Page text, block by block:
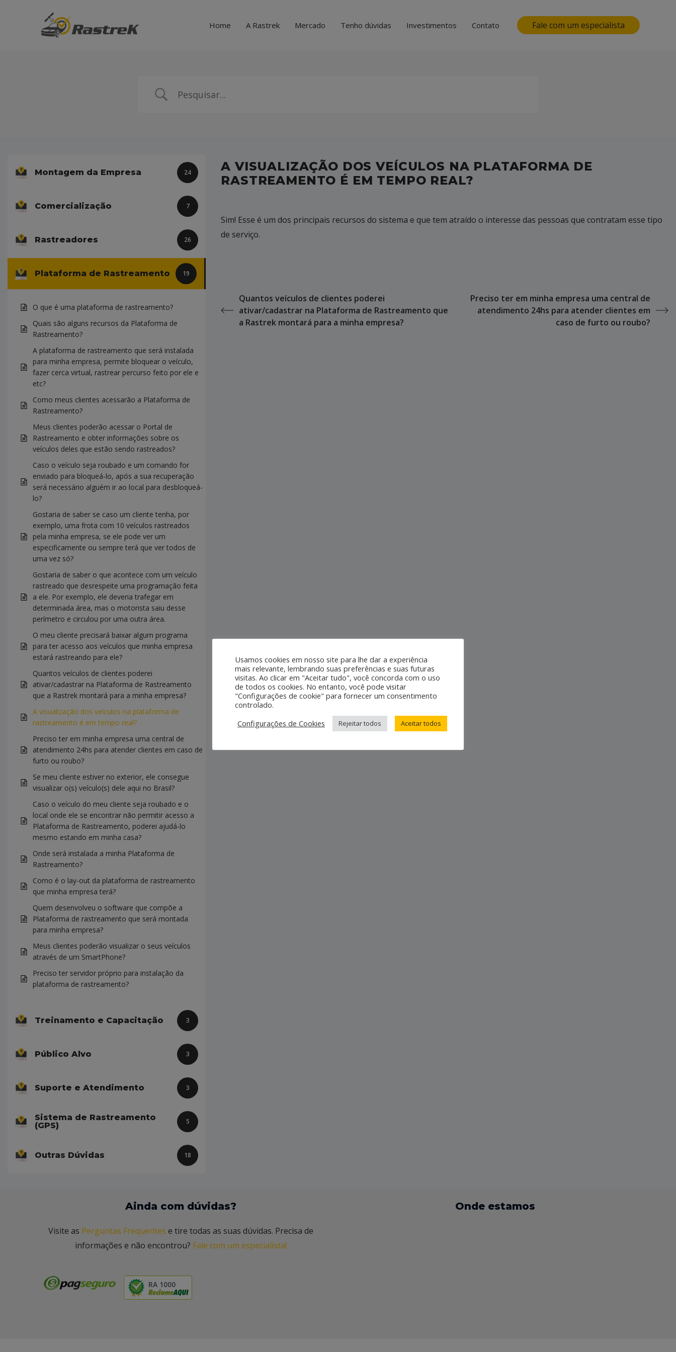
Home A Rastrek Mercado Tenho dúvidas Investimentos Contato Fale com um especialista
Montagem da Empresa 24
Comercialização 7
Rastreadores 26
Plataforma de Rastreamento 19
O que é uma plataforma de rastreamento?
Quais são alguns recursos da Plataforma de
Rastreamento?
A plataforma de rastreamento que será instalada
para minha empresa, permite bloquear o veículo,
fazer cerca virtual, rastrear percurso feito por ele e
etc?
Como meus clientes acessarão a Plataforma de
Rastreamento?
Meus clientes poderão acessar o Portal de
Rastreamento e obter informações sobre os
veículos deles que estão sendo rastreados?
Caso o veículo seja roubado e um comando for
enviado para bloqueá-lo, após a sua recuperação
será necessário alguém ir ao local para desbloqueá-
lo?
Gostaria de saber se caso um cliente tenha, por
exemplo, uma frota com 10 veículos rastreados
pela minha empresa, se ele pode ver um
especificamente ou sempre terá que ver todos de
uma vez só?
Gostaria de saber o que acontece com um veículo
rastreado que desrespeite uma programação feita
a ele. Por exemplo, ele deveria trafegar em
determinada área, mas o motorista saiu desse
perímetro e circulou por uma outra área.
O meu cliente precisará baixar algum programa
para ter acesso aos veículos que minha empresa
estará rastreando para ele?
Quantos veículos de clientes poderei
ativar/cadastrar na Plataforma de Rastreamento
que a Rastrek montará para a minha empresa?
A visualização dos veículos na plataforma de
rastreamento é em tempo real?
Preciso ter em minha empresa uma central de
atendimento 24hs para atender clientes em caso de
furto ou roubo?
Se meu cliente estiver no exterior, ele consegue
visualizar o(s) veículo(s) dele aqui no Brasil?
Caso o veículo do meu cliente seja roubado e o
local onde ele se encontrar não permitir acesso a
Plataforma de Rastreamento, poderei ajudá-lo
mesmo estando em minha casa?
Onde será instalada a minha Plataforma de
Rastreamento?
Como é o lay-out da plataforma de rastreamento
que minha empresa terá?
Quem desenvolveu o software que compõe a
Plataforma de rastreamento que será montada
para minha empresa?
Meus clientes poderão visualizar o seus veículos
através de um SmartPhone?
Preciso ter servidor próprio para instalação da
plataforma de rastreamento?
Treinamento e Capacitação 3
Público Alvo 3
Suporte e Atendimento 3
Sistema de Rastreamento
(GPS)
5
Outras Dúvidas 18
A VISUALIZAÇÃO DOS VEÍCULOS NA PLATAFORMA DE
RASTREAMENTO É EM TEMPO REAL?
Sim! Esse é um dos principais recursos do sistema e que tem atraído o interesse das pessoas que contratam esse tipo
de serviço.
Quantos veículos de clientes poderei
ativar/cadastrar na Plataforma de Rastreamento que
a Rastrek montará para a minha empresa?
Preciso ter em minha empresa uma central de
atendimento 24hs para atender clientes em
caso de furto ou roubo?
Ainda com dúvidas?
Visite as Perguntas Frequentes e tire todas as suas dúvidas. Precisa de
informações e não encontrou? Fale com um especialista!
RA 1000
Onde estamos
Usamos cookies em nosso site para lhe dar a experiência
mais relevante, lembrando suas preferências e suas futuras
visitas. Ao clicar em "Aceitar tudo", você concorda com o uso
de todos os cookies. No entanto, você pode visitar
"Configurações de cookie" para fornecer um consentimento
controlado.
Configurações de Cookies
Rejeitar todos Aceitar todos